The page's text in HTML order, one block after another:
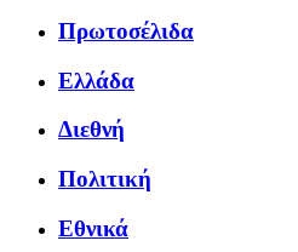
Πρωτοσέλιδα
Ελλάδα
Διεθνή
Πολιτική
Εθνικά